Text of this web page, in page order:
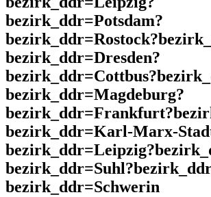
bezirk_ddr=Potsdam?
bezirk_ddr=Dresden?
bezirk_ddr=Magdeburg?
bezirk_ddr=Karl-Marx-
bezirk_ddr=Schwerin